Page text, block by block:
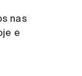
nas
e